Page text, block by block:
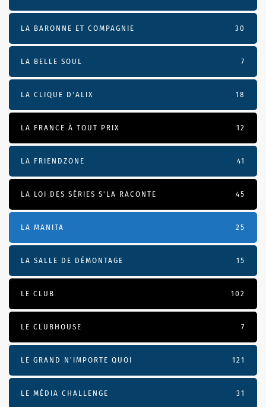
LA BARONNE ET COMPAGNIE 30
LA BELLE SOUL 7
LA CLIQUE D'ALIX 18
LA FRANCE À TOUT PRIX 12
LA FRIENDZONE 41
LA LOI DES SÉRIES S'LA RACONTE 45
LA MANITA 25
LA SALLE DE DÉMONTAGE 15
LE CLUB 102
LE CLUBHOUSE 7
LE GRAND N’IMPORTE QUOI 121
LE MÉDIA CHALLENGE 31